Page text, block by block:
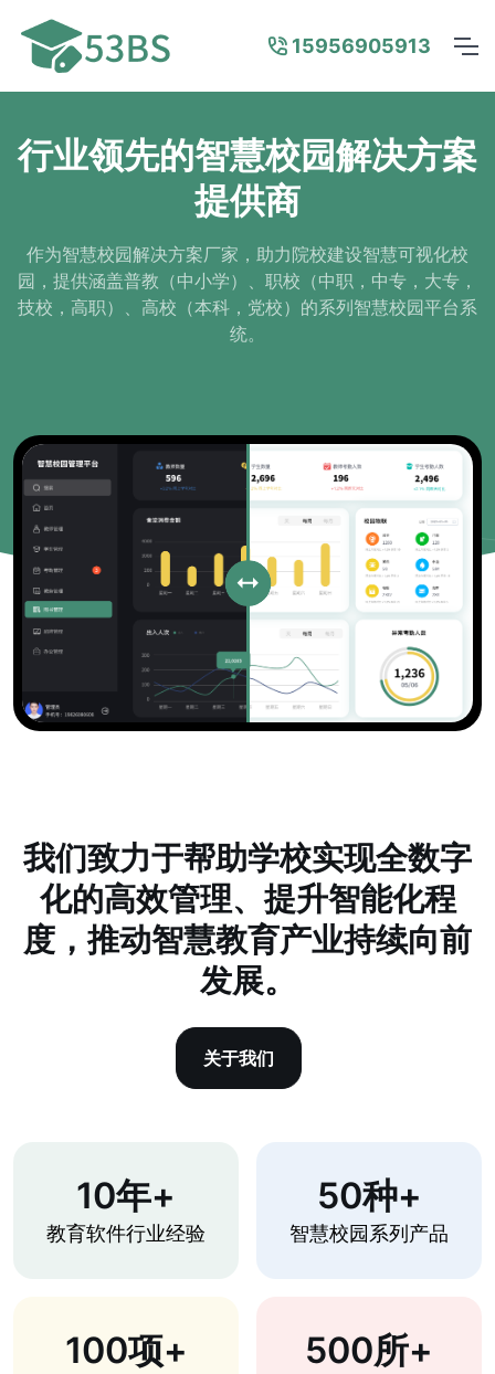
15956905913
行业领先的智慧校园解决方案
提供商
作为智慧校园解决方案厂家，助力院校建设智慧可视化校
园，提供涵盖普教（中小学）、职校（中职，中专，大专，
技校，高职）、高校（本科，党校）的系列智慧校园平台系
统。
我们致力于帮助学校实现全数字
化的高效管理、提升智能化程
度，推动智慧教育产业持续向前
发展。
关于我们
10年+
教育软件行业经验
50种+
智慧校园系列产品
100项+ 500所+